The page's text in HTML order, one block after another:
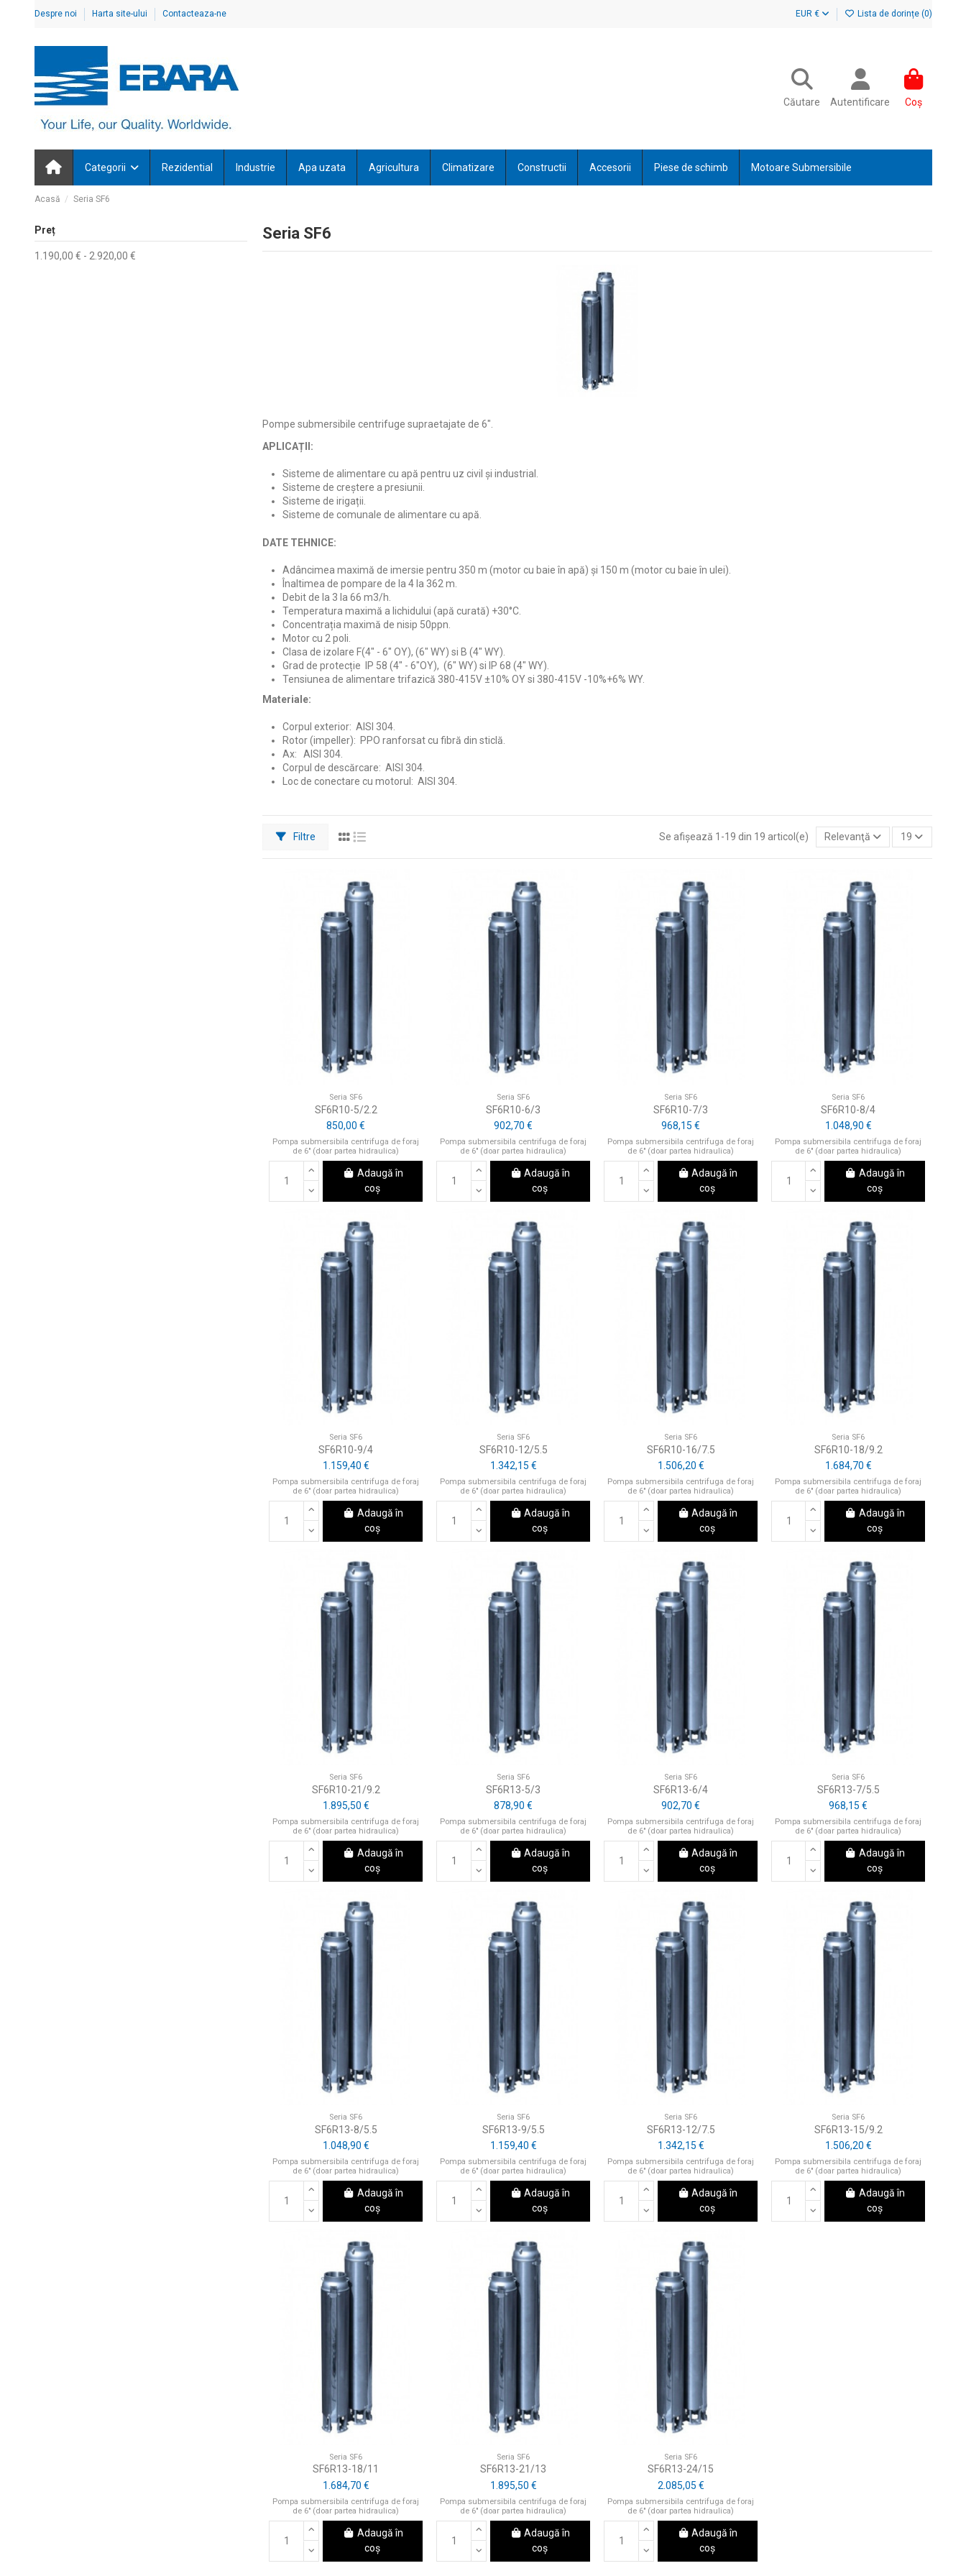
Despre noi Harta site-ului Contacteaza-ne EUR € Lista de dorințe (0)
Căutare Autentificare Coș
Categorii Rezidential Industrie Apa uzata Agricultura Climatizare Constructii Accesorii Piese de schimb Motoare Submersibile
Acasă Seria SF6
Seria SF6
Pompe submersibile centrifuge supraetajate de 6".
APLICAȚII:
Sisteme de alimentare cu apă pentru uz civil și industrial.
Sisteme de creștere a presiunii.
Sisteme de irigații.
Sisteme de comunale de alimentare cu apă.
DATE TEHNICE:
Adâncimea maximă de imersie pentru 350 m (motor cu baie în apă) și 150 m (motor cu baie în ulei).
Înaltimea de pompare de la 4 la 362 m.
Debit de la 3 la 66 m3/h.
Temperatura maximă a lichidului (apă curată) +30°C.
Concentrația maximă de nisip 50ppn.
Motor cu 2 poli.
Clasa de izolare F(4" - 6" OY), (6" WY) si B (4" WY).
Grad de protecție IP 58 (4" - 6"OY), (6" WY) si IP 68 (4" WY).
Tensiunea de alimentare trifazică 380-415V ±10% OY si 380-415V -10%+6% WY.
Materiale:
Corpul exterior: AISI 304.
Rotor (impeller): PPO ranforsat cu fibră din sticlă.
Ax: AISI 304.
Corpul de descărcare: AISI 304.
Loc de conectare cu motorul: AISI 304.
Filtre Se afișează 1-19 din 19 articol(e) Relevanţă 19
Seria SF6
SF6R10-5/2.2
850,00 €
Pompa submersibila centrifuga de foraj
de 6" (doar partea hidraulica)
Adaugă în
coș
Seria SF6
SF6R10-6/3
902,70 €
Pompa submersibila centrifuga de foraj
de 6" (doar partea hidraulica)
Adaugă în
coș
Seria SF6
SF6R10-7/3
968,15 €
Pompa submersibila centrifuga de foraj
de 6" (doar partea hidraulica)
Adaugă în
coș
Seria SF6
SF6R10-8/4
1.048,90 €
Pompa submersibila centrifuga de foraj
de 6" (doar partea hidraulica)
Adaugă în
coș
Seria SF6
SF6R10-9/4
1.159,40 €
Pompa submersibila centrifuga de foraj
de 6" (doar partea hidraulica)
Adaugă în
coș
Seria SF6
SF6R10-12/5.5
1.342,15 €
Pompa submersibila centrifuga de foraj
de 6" (doar partea hidraulica)
Adaugă în
coș
Seria SF6
SF6R10-16/7.5
1.506,20 €
Pompa submersibila centrifuga de foraj
de 6" (doar partea hidraulica)
Adaugă în
coș
Seria SF6
SF6R10-18/9.2
1.684,70 €
Pompa submersibila centrifuga de foraj
de 6" (doar partea hidraulica)
Adaugă în
coș
Seria SF6
SF6R10-21/9.2
1.895,50 €
Pompa submersibila centrifuga de foraj
de 6" (doar partea hidraulica)
Adaugă în
coș
Seria SF6
SF6R13-5/3
878,90 €
Pompa submersibila centrifuga de foraj
de 6" (doar partea hidraulica)
Adaugă în
coș
Seria SF6
SF6R13-6/4
902,70 €
Pompa submersibila centrifuga de foraj
de 6" (doar partea hidraulica)
Adaugă în
coș
Seria SF6
SF6R13-7/5.5
968,15 €
Pompa submersibila centrifuga de foraj
de 6" (doar partea hidraulica)
Adaugă în
coș
Seria SF6
SF6R13-8/5.5
1.048,90 €
Pompa submersibila centrifuga de foraj
de 6" (doar partea hidraulica)
Adaugă în
coș
Seria SF6
SF6R13-9/5.5
1.159,40 €
Pompa submersibila centrifuga de foraj
de 6" (doar partea hidraulica)
Adaugă în
coș
Seria SF6
SF6R13-12/7.5
1.342,15 €
Pompa submersibila centrifuga de foraj
de 6" (doar partea hidraulica)
Adaugă în
coș
Seria SF6
SF6R13-15/9.2
1.506,20 €
Pompa submersibila centrifuga de foraj
de 6" (doar partea hidraulica)
Adaugă în
coș
Seria SF6
SF6R13-18/11
1.684,70 €
Pompa submersibila centrifuga de foraj
de 6" (doar partea hidraulica)
Adaugă în
coș
Seria SF6
SF6R13-21/13
1.895,50 €
Pompa submersibila centrifuga de foraj
de 6" (doar partea hidraulica)
Adaugă în
coș
Seria SF6
SF6R13-24/15
2.085,05 €
Pompa submersibila centrifuga de foraj
de 6" (doar partea hidraulica)
Adaugă în
coș
Preț
1.190,00 € - 2.920,00 €